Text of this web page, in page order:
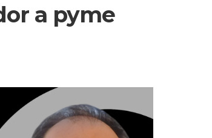
a pyme